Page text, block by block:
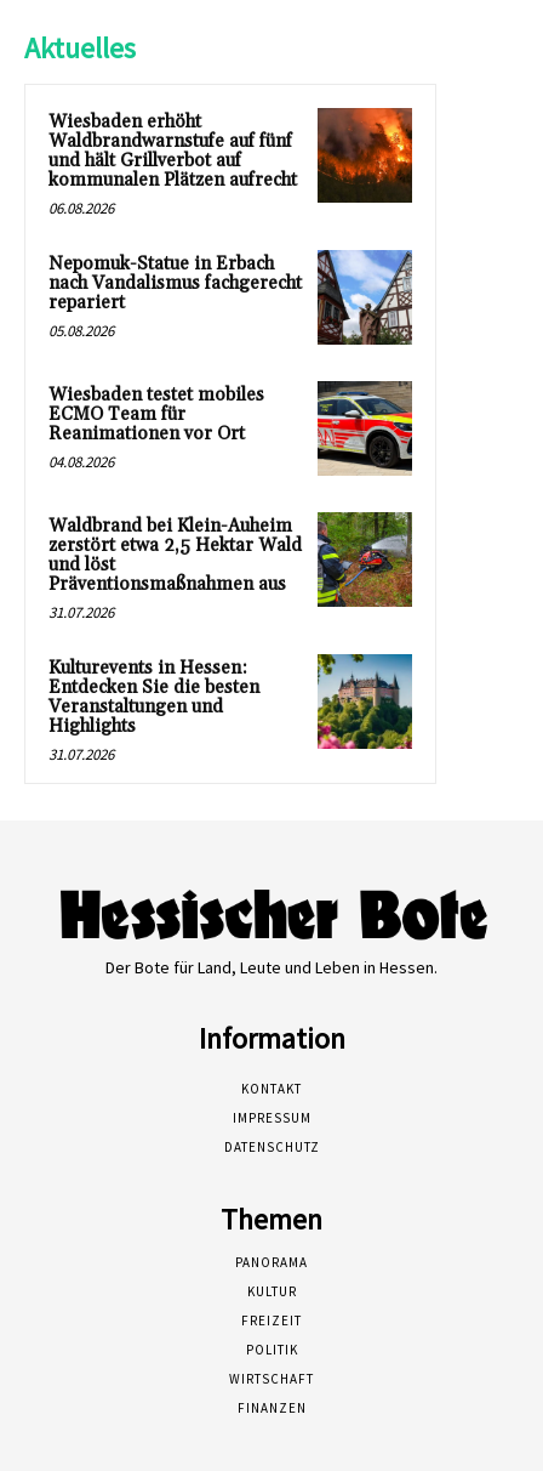
Aktuelles
Wiesbaden erhöht
Waldbrandwarnstufe auf fünf
und hält Grillverbot auf
kommunalen Plätzen aufrecht
06.08.2026
Nepomuk-Statue in Erbach
nach Vandalismus fachgerecht
repariert
05.08.2026
Wiesbaden testet mobiles
ECMO Team für
Reanimationen vor Ort
04.08.2026
Waldbrand bei Klein-Auheim
zerstört etwa 2,5 Hektar Wald
und löst
Präventionsmaßnahmen aus
31.07.2026
Kulturevents in Hessen:
Entdecken Sie die besten
Veranstaltungen und
Highlights
31.07.2026
Der Bote für Land, Leute und Leben in Hessen.
Information
KONTAKT
IMPRESSUM
DATENSCHUTZ
Themen
PANORAMA
KULTUR
FREIZEIT
POLITIK
WIRTSCHAFT
FINANZEN